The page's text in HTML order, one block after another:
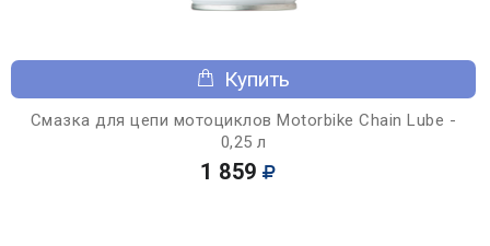
Купить
Смазка для цепи мотоциклов Motorbike Chain Lube -
0,25 л
1 859